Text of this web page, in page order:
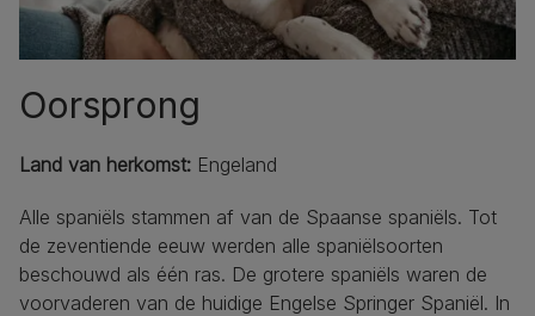
Oorsprong
Land van herkomst: Engeland
Alle spaniëls stammen af van de Spaanse spaniëls. Tot
de zeventiende eeuw werden alle spaniëlsoorten
beschouwd als één ras. De grotere spaniëls waren de
voorvaderen van de huidige Engelse Springer Spaniël. In